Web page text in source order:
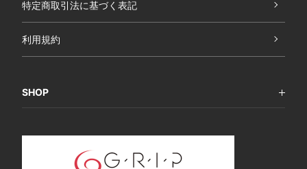
特定商取引法に基づく表記
利用規約
SHOP